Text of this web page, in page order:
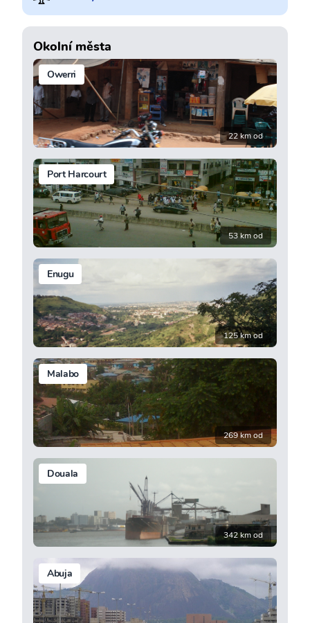
Okolní města
Owerri
22 km od
Port Harcourt
53 km od
Enugu
125 km od
Malabo
269 km od
Douala
342 km od
Abuja